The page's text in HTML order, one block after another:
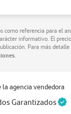
como referencia para el
informativo. El
Para más detalle
.
agencia vendedora
Garantizados